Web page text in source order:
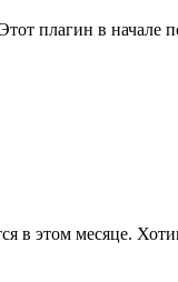
плагин в начале
в этом месяце.